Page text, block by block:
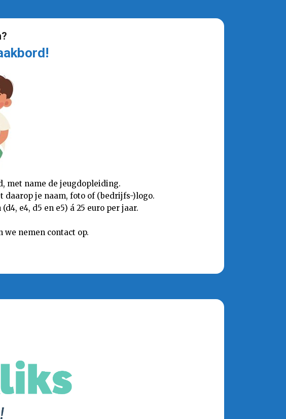
met name de jeugdopleiding.
daarop je naam, foto of (bedrijfs-)logo.
e4, d5 en e5) á 25 euro per jaar.
we nemen contact op.